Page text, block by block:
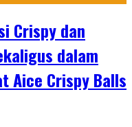
Crispy dan
dalam
Aice Crispy Balls